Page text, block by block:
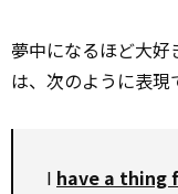
夢中になるほど大好
は、次のように表現
I have a thing